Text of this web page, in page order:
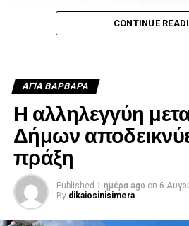
CONTINUE
ΑΓΙΑ ΒΑΡΒΑΡΑ
Η αλληλεγγύη
Δήμων
πράξη
Published 1 ημέρα ago on 6
By dikaiosinisimera